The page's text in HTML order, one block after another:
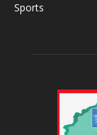
Sports